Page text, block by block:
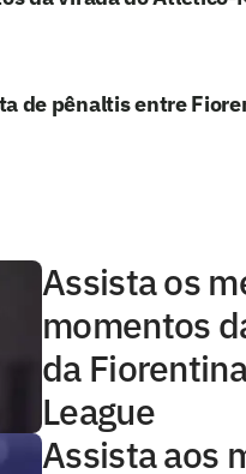
de pênaltis entre
Assista os
momentos
da
League
Assista aos